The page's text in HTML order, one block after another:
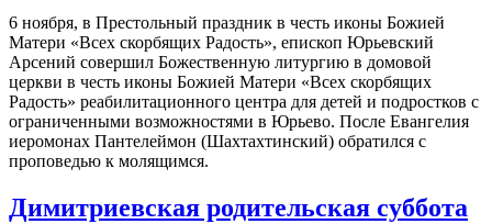
6 ноября, в Престольный праздник в честь иконы Божией
Матери «Всех скорбящих Радость», епископ Юрьевский
Арсений совершил Божественную литургию в домовой
церкви в честь иконы Божией Матери «Всех скорбящих
Радость» реабилитационного центра для детей и подростков с
ограниченными возможностями в Юрьево. После Евангелия
иеромонах Пантелеймон (Шахтахтинский) обратился с
проповедью к молящимся.
Димитриевская родительская суббота